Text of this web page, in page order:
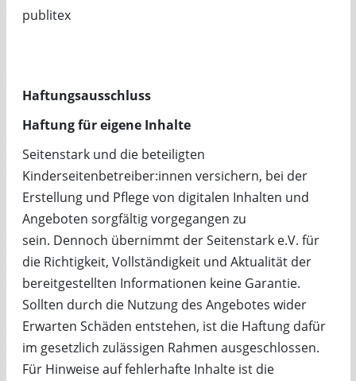
publitex
Haftungsausschluss
Haftung für eigene Inhalte
Seitenstark und die beteiligten
Kinderseitenbetreiber:innen versichern, bei der
Erstellung und Pflege von digitalen Inhalten und
Angeboten sorgfältig vorgegangen zu
sein. Dennoch übernimmt der Seitenstark e.V. für
die Richtigkeit, Vollständigkeit und Aktualität der
bereitgestellten Informationen keine Garantie.
Sollten durch die Nutzung des Angebotes wider
Erwarten Schäden entstehen, ist die Haftung dafür
im gesetzlich zulässigen Rahmen ausgeschlossen.
Für Hinweise auf fehlerhafte Inhalte ist die